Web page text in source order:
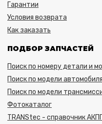
Гарантии
Условия возврата
Как заказать
ПОДБОР ЗАПЧАСТЕЙ
Поиск по номеру детали и
Поиск по модели автомобиля
Поиск по модели
Фотокаталог
TRANStec - справочник